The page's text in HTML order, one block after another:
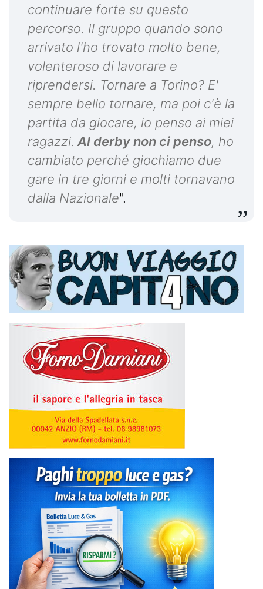
continuare forte su questo
percorso. Il gruppo quando sono
arrivato l'ho trovato molto bene,
volenteroso di lavorare e
riprendersi. Tornare a Torino? E'
sempre bello tornare, ma poi c'è la
partita da giocare, io penso ai miei
ragazzi. Al derby non ci penso, ho
cambiato perché giochiamo due
gare in tre giorni e molti tornavano
dalla Nazionale".